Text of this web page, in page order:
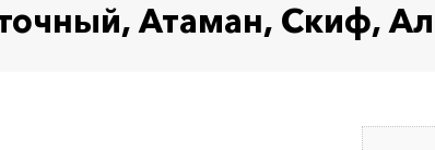
Атаман, Скиф,